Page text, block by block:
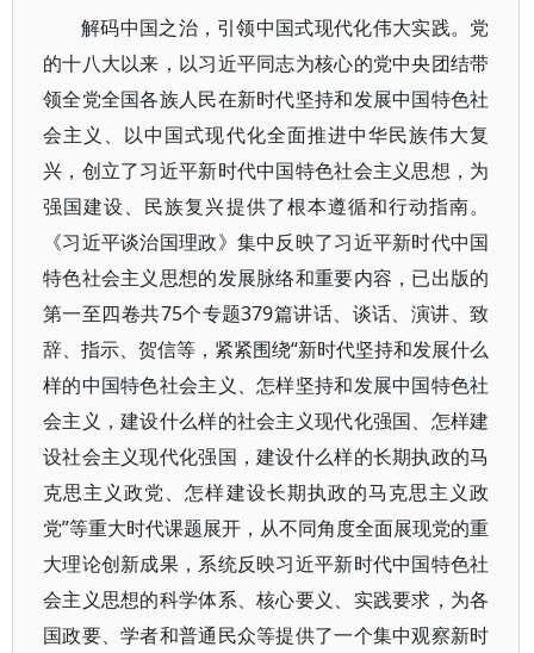
解码中国之治，引领中国式现代化伟大实践。党
的十八大以来，以习近平同志为核心的党中央团结带
领全党全国各族人民在新时代坚持和发展中国特色社
会主义、以中国式现代化全面推进中华民族伟大复
兴，创立了习近平新时代中国特色社会主义思想，为
强国建设、民族复兴提供了根本遵循和行动指南。
《习近平谈治国理政》集中反映了习近平新时代中国
特色社会主义思想的发展脉络和重要内容，已出版的
第一至四卷共75个专题379篇讲话、谈话、演讲、致
辞、指示、贺信等，紧紧围绕“新时代坚持和发展什么
样的中国特色社会主义、怎样坚持和发展中国特色社
会主义，建设什么样的社会主义现代化强国、怎样建
设社会主义现代化强国，建设什么样的长期执政的马
克思主义政党、怎样建设长期执政的马克思主义政
党”等重大时代课题展开，从不同角度全面展现党的重
大理论创新成果，系统反映习近平新时代中国特色社
会主义思想的科学体系、核心要义、实践要求，为各
国政要、学者和普通民众等提供了一个集中观察新时